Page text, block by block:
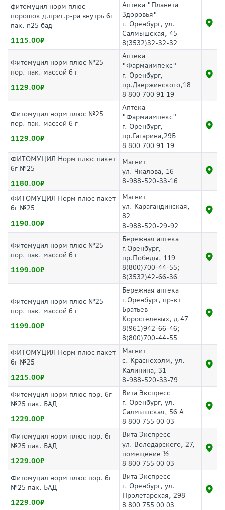
фитомуцил норм плюс
порошок д.приг.р-ра внутрь 6г
пак. n25 бад
1115.00
Аптека "Планета
Здоровья"
г. Оренбург, ул.
Салмышская, 45
8(3532)32-32-32
Фитомуцил норм плюс №25
пор. пак. массой 6 г
1129.00
Аптека
"Фармаимпекс"
г. Оренбург,
пр.Дзержинского,18
8 800 700 91 19
Фитомуцил норм плюс №25
пор. пак. массой 6 г
1129.00
Аптека
"Фармаимпекс"
г. Оренбург,
пр.Гагарина,29Б
8 800 700 91 19
ФИТОМУЦИЛ Норм плюс пакет
6г №25
1180.00
Магнит
ул. Чкалова, 16
8-988-520-33-16
ФИТОМУЦИЛ Норм плюс пакет
6г №25
1190.00
Магнит
ул. Карагандинская,
82
8-988-520-29-92
Фитомуцил норм плюс №25
пор. пак. массой 6 г
1199.00
Бережная аптека
г.Оренбург,
пр.Победы, 119
8(800)700-44-55;
8(3532)42-66-36
Фитомуцил норм плюс №25
пор. пак. массой 6 г
1199.00
Бережная аптека
г.Оренбург, пр-кт
Братьев
Коростелевых, д.47
8(961)942-66-46;
8(800)700-44-55
ФИТОМУЦИЛ Норм плюс пакет
6г №25
1215.00
Магнит
с. Краснохолм, ул.
Калинина, 31
8-988-520-33-79
Фитомуцил норм плюс пор. 6г
№25 пак. БАД
1229.00
Вита Экспресс
г. Оренбург, ул.
Салмышская, 56 А
8 800 755 00 03
Фитомуцил норм плюс пор. 6г
№25 пак. БАД
1229.00
Вита Экспресс
ул. Володарского, 27,
помещение ½
8 800 755 00 03
Фитомуцил норм плюс пор. 6г
№25 пак. БАД
1229.00
Вита Экспресс
г. Оренбург, ул.
Пролетарская, 298
8 800 755 00 03